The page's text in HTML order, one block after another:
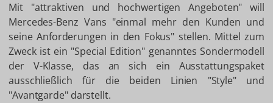
Mit "attraktiven und hochwertigen Angeboten" will
Mercedes-Benz Vans "einmal mehr den Kunden und
seine Anforderungen in den Fokus" stellen. Mittel zum
Zweck ist ein "Special Edition" genanntes Sondermodell
der V-Klasse, das an sich ein Ausstattungspaket
ausschließlich für die beiden Linien "Style" und
"Avantgarde" darstellt.